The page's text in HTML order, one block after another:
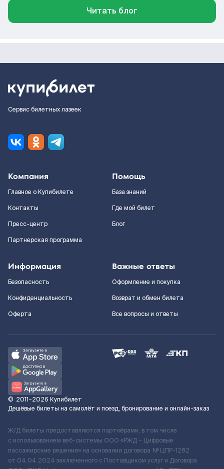
Читать блог
Сервис билетных лазеек
Компания
Главное о Купибилете
Контакты
Пресс-центр
Партнерская программа
Помощь
База знаний
Где мой билет
Блог
Информация
Безопасность
Конфиденциальность
Оферта
Важные ответы
Оформление и покупка
Возврат и обмен билета
Все вопросы и ответы
© 2011–2026 Купибилет
Дешёвые билеты на самолёт и поезд, бронирование и онлайн-заказ
Ж/Д билеты предоставляются партнёрами, в том числе
с использованием веб-системы ООО «РЖД – Цифровые
пассажирские решения» на основании договора № ЦПР-1282
от 04.04.2024 заключенного с Поставщиком услуг и Договора